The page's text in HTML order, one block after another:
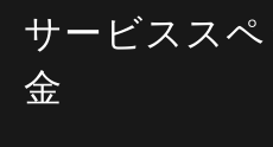
サービスス
金